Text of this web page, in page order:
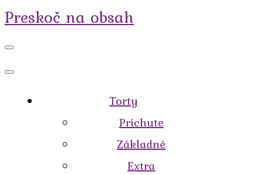
Preskoč na obsah
Torty
Príchute
Základné
Extra